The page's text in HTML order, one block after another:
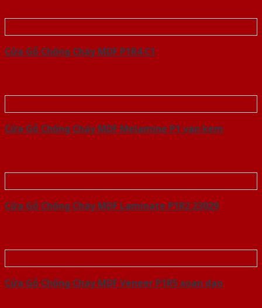
Cửa Gỗ Chống Cháy MDF P1R4 C1
Cửa Gỗ Chống Cháy MDF Melamine P1 van kem
Cửa Gỗ Chống Cháy MDF Laminate P1R2 23029
Cửa Gỗ Chống Cháy MDF Veneer P1R5 xoan dao